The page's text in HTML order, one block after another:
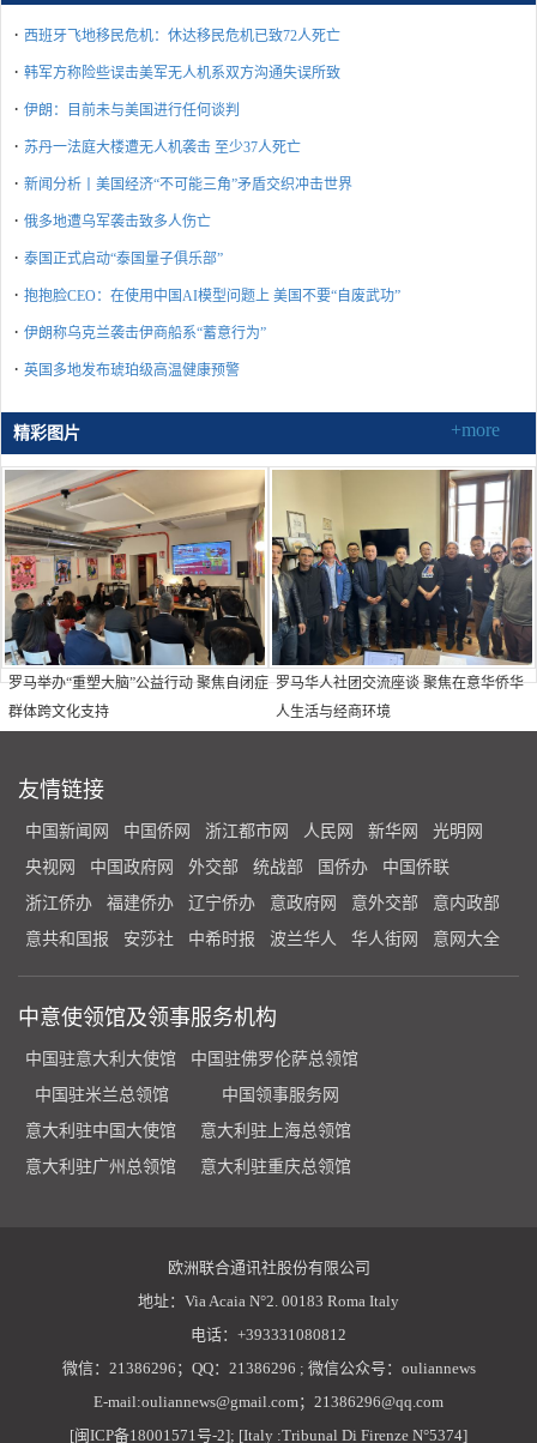
· 西班牙飞地移民危机：休达移民危机已致72人死亡
· 韩军方称险些误击美军无人机系双方沟通失误所致
· 伊朗：目前未与美国进行任何谈判
· 苏丹一法庭大楼遭无人机袭击 至少37人死亡
· 新闻分析丨美国经济“不可能三角”矛盾交织冲击世界
· 俄多地遭乌军袭击致多人伤亡
· 泰国正式启动“泰国量子俱乐部”
· 抱抱脸CEO：在使用中国AI模型问题上 美国不要“自废武功”
· 伊朗称乌克兰袭击伊商船系“蓄意行为”
· 英国多地发布琥珀级高温健康预警
精彩图片 +more
罗马举办“重塑大脑”公益行动 聚焦自闭症
群体跨文化支持
罗马华人社团交流座谈 聚焦在意华侨华
人生活与经商环境
友情链接
中国新闻网 中国侨网 浙江都市网 人民网 新华网
光明网
央视网
中国政府网 外交部 统战部 国侨办
中国侨联
浙江侨办
福建侨办 辽宁侨办 意政府网 意外交部
意内政部
意共和国报
安莎社 中希时报 波兰华人 华人街网 意网大全
中意使领馆及领事服务机构
中国驻意大利大使馆
中国驻佛罗伦萨总领馆
中国驻米兰总领馆
中国领事服务网
意大利驻中国大使馆
意大利驻上海总领馆
意大利驻广州总领馆
意大利驻重庆总领馆
欧洲联合通讯社股份有限公司
地址：Via Acaia N°2. 00183 Roma Italy
电话：+393331080812
微信：21386296；QQ：21386296 ; 微信公众号：ouliannews
E-mail:ouliannews@gmail.com；21386296@qq.com
[闽ICP备18001571号-2]; [Italy :Tribunal Di Firenze N°5374]